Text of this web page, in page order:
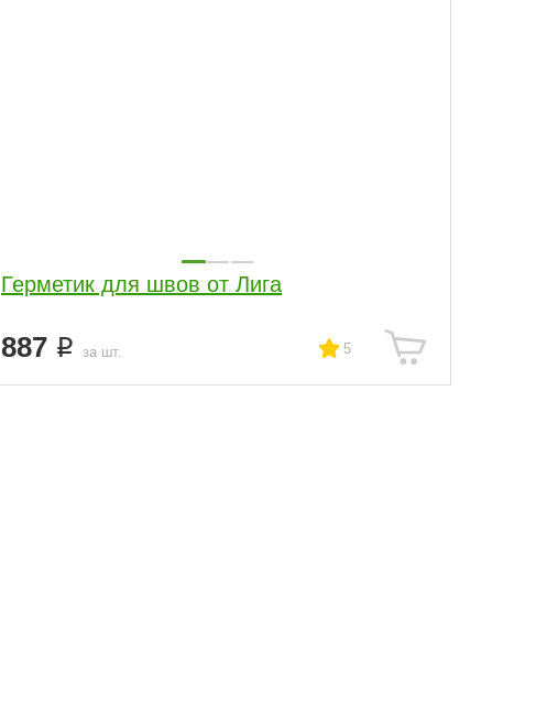
Герметик для швов от Лига
887 за шт. 5